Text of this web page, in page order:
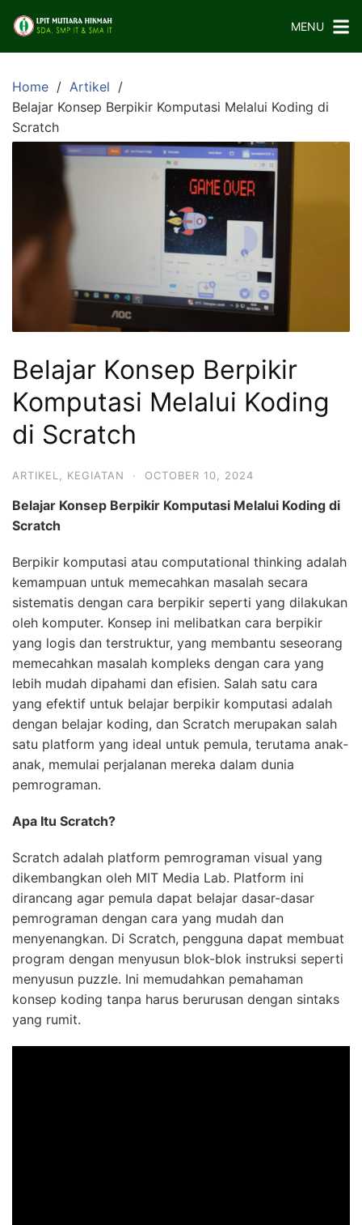
content
MENU
Home
Artikel
Belajar Konsep Berpikir Komputasi Melalui Koding di
Scratch
Belajar Konsep Berpikir
Komputasi Melalui Koding
di Scratch
ARTIKEL KEGIATAN · OCTOBER 10, 2024
Belajar Konsep Berpikir Komputasi Melalui Koding di
Scratch
Berpikir komputasi atau computational thinking adalah
kemampuan untuk memecahkan masalah secara
sistematis dengan cara berpikir seperti yang dilakukan
oleh komputer. Konsep ini melibatkan cara berpikir
yang logis dan terstruktur, yang membantu seseorang
memecahkan masalah kompleks dengan cara yang
lebih mudah dipahami dan efisien. Salah satu cara
yang efektif untuk belajar berpikir komputasi adalah
dengan belajar koding, dan Scratch merupakan salah
satu platform yang ideal untuk pemula, terutama anak-
anak, memulai perjalanan mereka dalam dunia
pemrograman.
Apa Itu Scratch?
Scratch adalah platform pemrograman visual yang
dikembangkan oleh MIT Media Lab. Platform ini
dirancang agar pemula dapat belajar dasar-dasar
pemrograman dengan cara yang mudah dan
menyenangkan. Di Scratch, pengguna dapat membuat
program dengan menyusun blok-blok instruksi seperti
menyusun puzzle. Ini memudahkan pemahaman
konsep koding tanpa harus berurusan dengan sintaks
yang rumit.